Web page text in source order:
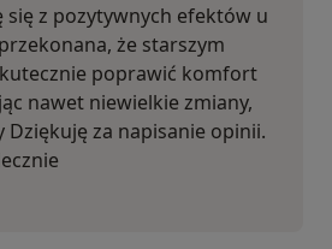
się z pozytywnych efektów u
że starszym
poprawić komfort
nawet niewielkie zmiany,
Dziękuję za napisanie opinii.